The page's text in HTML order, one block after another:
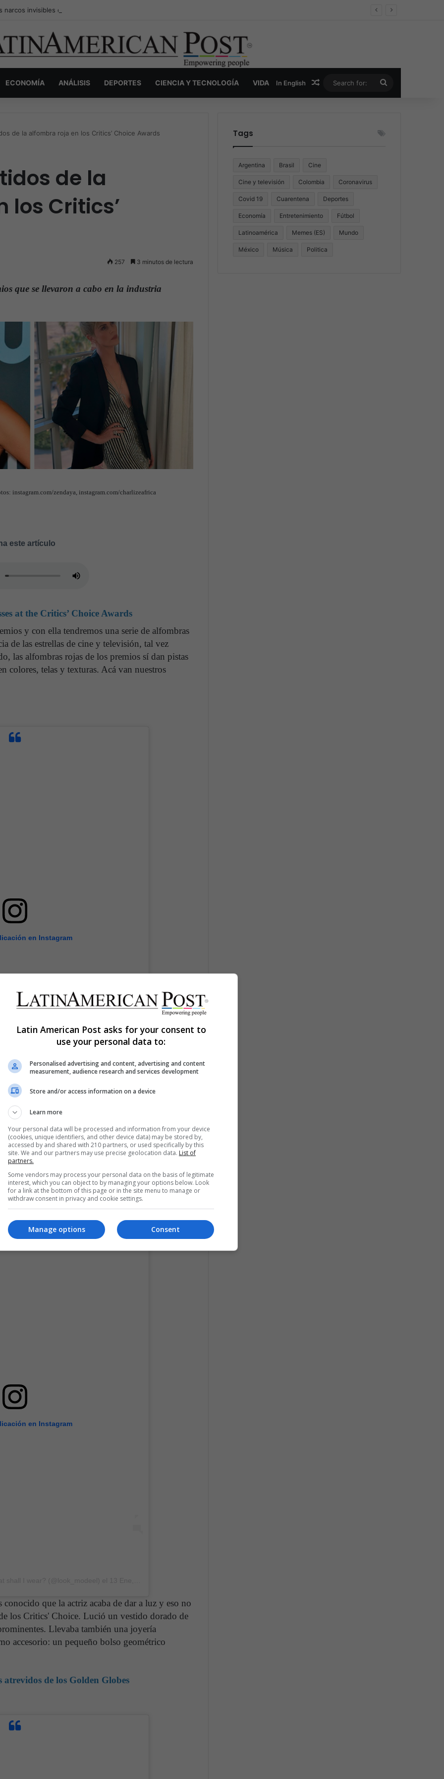
narcos invisibles de Colombia: la guerra secreta por la verdad, el poder y la nueva economía de la droga
ECONOMÍA ANÁLISIS DEPORTES CIENCIA Y TECNOLOGÍA VIDA In English Random Article
for:
de la alfombra roja en los Critics’ Choice Awards
de la
los Critics’
257 3 minutos de lectura
que se llevaron a cabo en la industria
instagram.com/zendaya, instagram.com/charlizeafrica
este artículo
at the Critics’ Choice Awards
y con ella tendremos una serie de alfombras
de las estrellas de cine y televisión, tal vez
las alfombras rojas de los premios sí dan pistas
colores, telas y texturas. Acá van nuestros
en Instagram
shall I wea(@look_modeel)el13 Ene, 2020 a las 3:36 PST
noche fue el de la actriz Zendaya, quien lució
de dos piezas: una falda ligera y un crop top
al igual que sus zapatos. Se veía
trenzas delgadas que caían por la espalda
en Instagram
que la actriz acaba de dar a luz y eso no
los Critics' Choice. Lució un vestido dorado de
Llevaba también una joyería
accesorio: un pequeño bolso geométrico
atrevidos de los Golden Globes
Tags
Argentina Brasil Cine
Cine y televisión Colombia Coronavirus
Covid 19 Cuarentena Deportes
Economía Entretenimiento Fútbol
Latinoamérica Memes (ES) Mundo
México Música Politica
Latin American Post asks for your consent to
use your personal data to:
Personalised advertising and content, advertising and content
measurement, audience research and services development
Store and/or access information on a device
Learn more
Your personal data will be processed and information from your device
(cookies, unique identifiers, and other device data) may be stored by,
accessed by and shared with 210 partners, or used specifically by this
site. We and our partners may use precise geolocation data. List of
partners.
Some vendors may process your personal data on the basis of legitimate
interest, which you can object to by managing your options below. Look
for a link at the bottom of this page or in the site menu to manage or
withdraw consent in privacy and cookie settings.
Consent
Manage options